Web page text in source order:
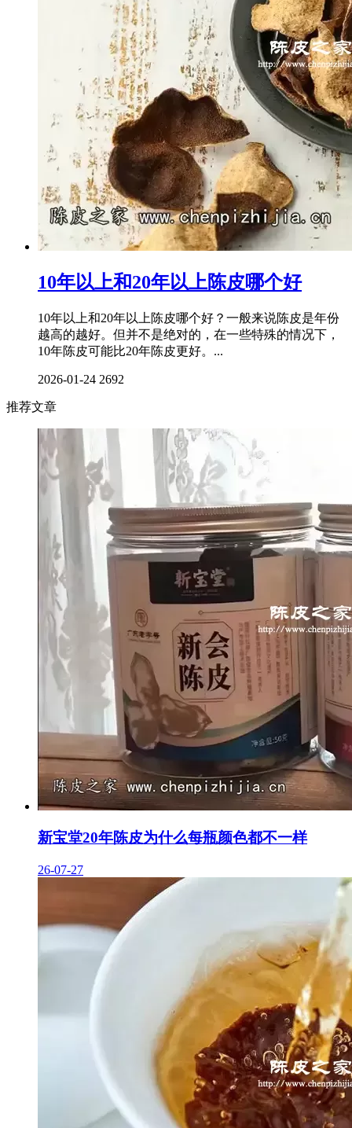
10年以上和20年以上陈皮哪个好
10年以上和20年以上陈皮哪个好？一般来说陈皮是年份
越高的越好。但并不是绝对的，在一些特殊的情况下，
10年陈皮可能比20年陈皮更好。...
2026-01-24 2692
推荐文章
新宝堂20年陈皮为什么每瓶颜色都不一样
26-07-27